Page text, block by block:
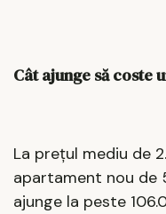
Cât ajunge să coste
La prețul mediu de
apartament nou de
ajunge la peste